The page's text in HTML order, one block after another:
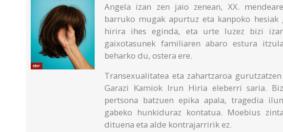
Angela izan zen jaio zenean, XX.
barruko mugak apurtuz eta kanpoko
hirira ihes eginda, eta urte luzez bizi
gaixotasunek familiaren abaro estura
beharko du, ostera ere.
Transexualitatea eta zahartzaroa
Garazi Kamiok Irun Hiria eleberri saria.
pertsona batzuen epika apala, tragedia
gabeko hunkiduraz kontatua. Moebius
dituena eta alde kontrajarririk ez.